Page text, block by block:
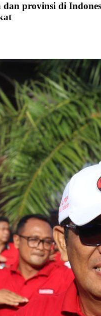
provinsi di